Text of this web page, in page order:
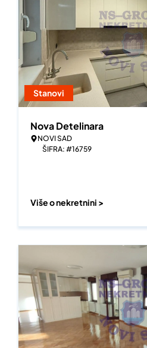
Stanovi
Nova Detelinara
NOVI SAD
ŠIFRA: #16759
Više o nekretnini >